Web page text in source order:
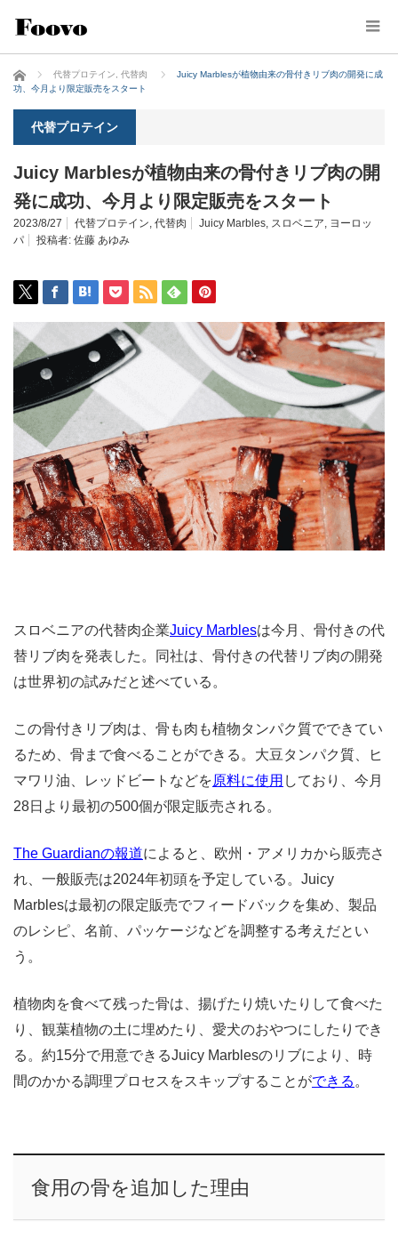
ホーム 代替プロテイン 代替肉
Juicy Marblesが植物由来の骨付きリブ肉の開発に成
功、今月より限定販売をスタート
代替プロテイン
Juicy Marblesが植物由来の骨付きリブ肉の開
発に成功、今月より限定販売をスタート
2023/8/27 代替プロテイン, 代替肉 Juicy Marbles, スロベニア, ヨーロッ
パ
投稿者: 佐藤 あゆみ
スロベニアの代替肉企業Juicy Marblesは今月、骨付きの代
替リブ肉を発表した。同社は、骨付きの代替リブ肉の開発
は世界初の試みだと述べている。
この骨付きリブ肉は、骨も肉も植物タンパク質でできてい
るため、骨まで食べることができる。大豆タンパク質、ヒ
マワリ油、レッドビートなどを原料に使用 しており、今月
28日より最初の500個が限定販売される。
The Guardianの報道によると、欧州・アメリカから販売さ
れ、一般販売は2024年初頭を予定している。Juicy
Marblesは最初の限定販売でフィードバックを集め、製品
のレシピ、名前、パッケージなどを調整する考えだとい
う。
植物肉を食べて残った骨は、揚げたり焼いたりして食べた
り、観葉植物の土に埋めたり、愛犬のおやつにしたりでき
る。約15分で用意できるJuicy Marblesのリブにより、時
間のかかる調理プロセスをスキップすることができる 。
食用の骨を追加した理由